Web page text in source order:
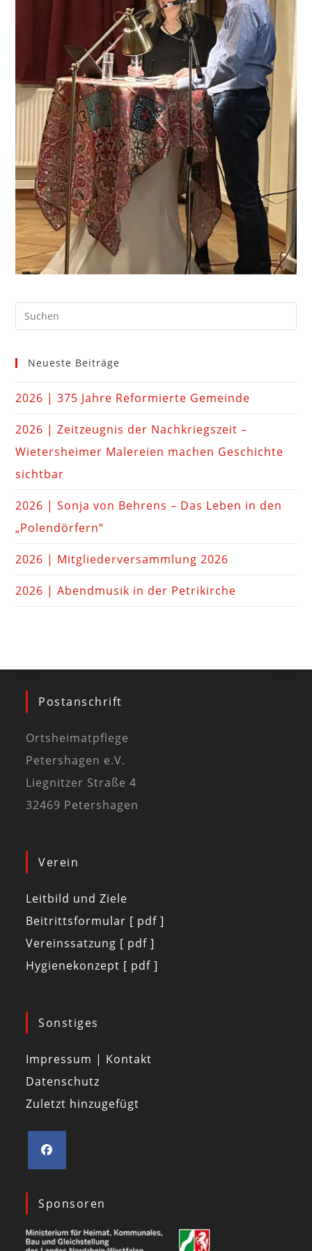
Neueste Beiträge
2026 | 375 Jahre Reformierte Gemeinde
2026 | Zeitzeugnis der Nachkriegszeit –
Wietersheimer Malereien machen Geschichte
sichtbar
2026 | Sonja von Behrens – Das Leben in den
„Polendörfern“
2026 | Mitgliederversammlung 2026
2026 | Abendmusik in der Petrikirche
Postanschrift
Ortsheimatpflege
Petershagen e.V.
Liegnitzer Straße 4
32469 Petershagen
Verein
Leitbild und Ziele
Beitrittsformular [ pdf ]
Vereinssatzung [ pdf ]
Hygienekonzept [ pdf ]
Sonstiges
Impressum | Kontakt
Datenschutz
Zuletzt hinzugefügt
Sponsoren